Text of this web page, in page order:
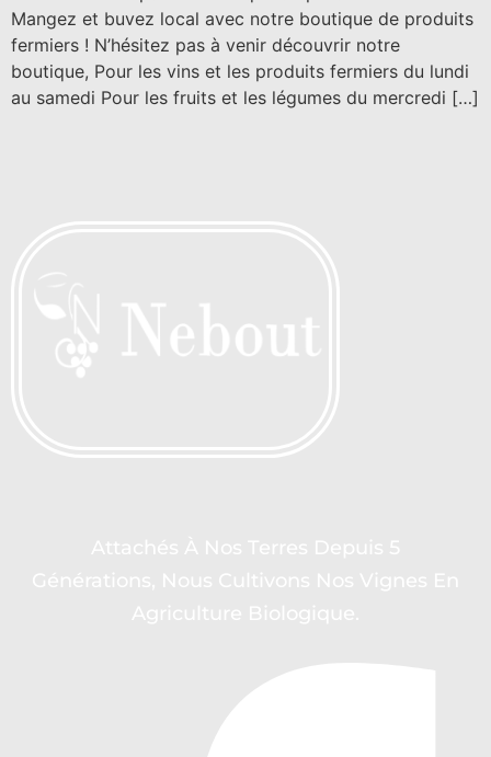
Mangez et buvez local avec notre boutique de produits
fermiers ! N’hésitez pas à venir découvrir notre
boutique, Pour les vins et les produits fermiers du lundi
au samedi Pour les fruits et les légumes du mercredi […]